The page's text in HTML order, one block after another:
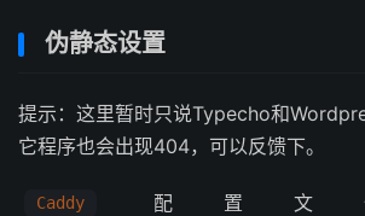
伪静态设置
提示：这里暂时只说Typecho和
它程序也会出现404，可以反馈下。
Caddy 配置文